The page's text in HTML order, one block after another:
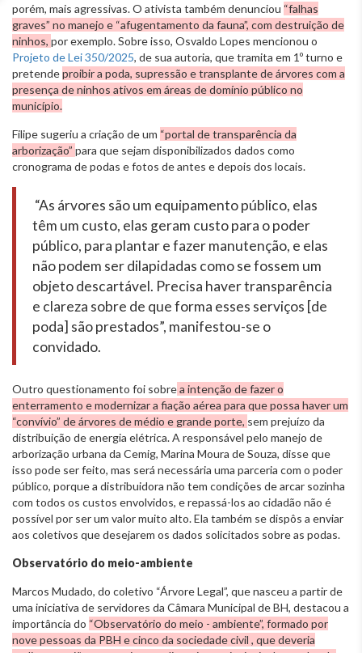
porém, mais agressivas. O ativista também denunciou “falhas
graves” no manejo e “afugentamento da fauna”, com destruição de
ninhos, por exemplo. Sobre isso, Osvaldo Lopes mencionou o
Projeto de Lei 350/2025, de sua autoria, que tramita em 1º turno e
pretendeproibir a poda, supressão e transplante de árvores com a
presença de ninhos ativos em áreas de domínio público no
município.
Filipe sugeriu a criação de um “portal de transparência da
arborização” para que sejam disponibilizados dados como
cronograma de podas e fotos de antes e depois dos locais.
“As árvores são um equipamento público, elas
têm um custo, elas geram custo para o poder
público, para plantar e fazer manutenção, e elas
não podem ser dilapidadas como se fossem um
objeto descartável. Precisa haver transparência
e clareza sobre de que forma esses serviços [de
poda] são prestados”, manifestou-se o
convidado.
Outro questionamento foi sobrea intenção de fazer o
enterramento e modernizar a fiação aérea para que possa haver um
“convívio” de árvores de médio e grande porte, sem prejuízo da
distribuição de energia elétrica. A responsável pelo manejo de
arborização urbana da Cemig, Marina Moura de Souza, disse que
isso pode ser feito, mas será necessária uma parceria com o poder
público, porque a distribuidora não tem condições de arcar sozinha
com todos os custos envolvidos, e repassá-los ao cidadão não é
possível por ser um valor muito alto. Ela também se dispôs a enviar
aos coletivos que desejarem os dados solicitados sobre as podas.
Observatório do meio-ambiente
Marcos Mudado, do coletivo “Árvore Legal”, que nasceu a partir de
uma iniciativa de servidores da Câmara Municipal de BH, destacou a
importância do “Observatório do meio - ambiente”, formado por
nove pessoas da PBH e cinco da sociedade civil , que deveria